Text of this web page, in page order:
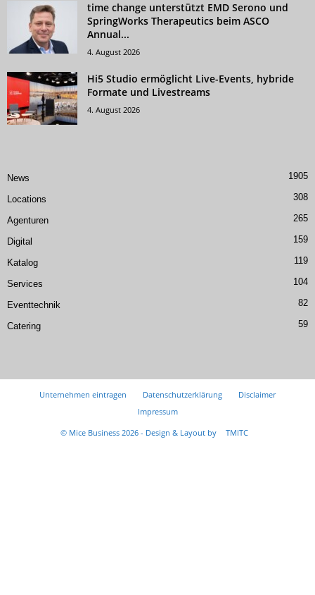
time change unterstützt EMD Serono und
SpringWorks Therapeutics beim ASCO
Annual...
4. August 2026
Hi5 Studio ermöglicht Live-Events, hybride
Formate und Livestreams
4. August 2026
News 1905
Locations 308
Agenturen 265
Digital 159
Katalog 119
Services 104
Eventtechnik 82
Catering 59
Unternehmen eintragen Datenschutzerklärung
Disclaimer
Impressum
© Mice Business 2026 - Design & Layout by
TMITC